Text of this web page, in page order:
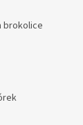
brokolice